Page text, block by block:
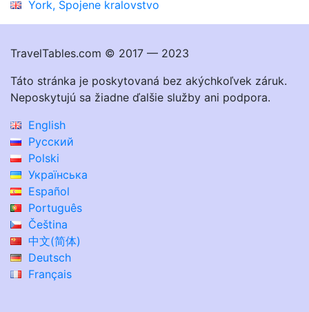
York, Spojene kralovstvo
TravelTables.com © 2017 — 2023
Táto stránka je poskytovaná bez akýchkoľvek záruk.
Neposkytujú sa žiadne ďalšie služby ani podpora.
English
Русский
Polski
Українська
Español
Português
Čeština
中文(简体)
Deutsch
Français